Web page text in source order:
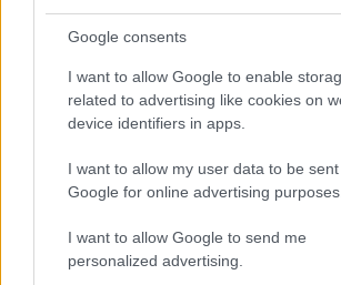
Google consents
I want to allow Google to enable
related to advertising like cookies on
device identifiers in apps.
I want to allow my user data to be
Google for online advertising purposes.
I want to allow Google to send me
personalized advertising.